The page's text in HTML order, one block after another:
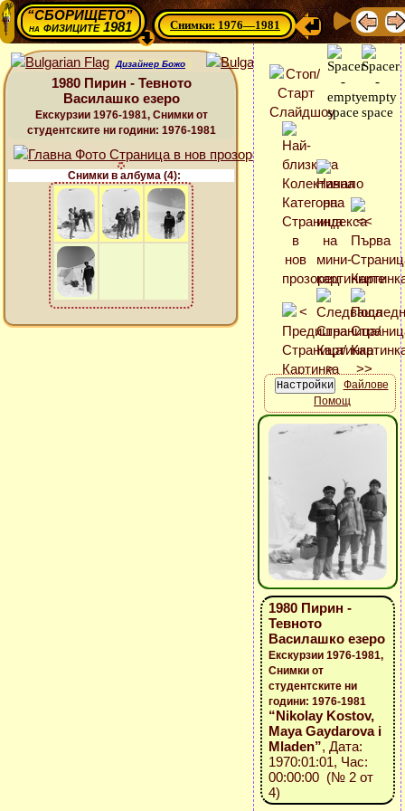
“СБОРИЩЕТО”
нафизиците 1981 Снимки: 1976—1981
Дизайнер Божо
1980 Пирин - Тевното
Василашко езеро
Екскурзии 1976-1981, Снимки от
студентските ни години: 1976-1981
Снимки в албума (4):
Файлове
Помощ
1980 Пирин -
Тевното
Василашко езеро
Екскурзии 1976-1981,
Снимки от
студентските ни
години: 1976-1981
“Nikolay Kostov,
Maya Gaydarova i
Mladen”, Дата:
1970:01:01, Час:
00:00:00 (№ 2 от
4)